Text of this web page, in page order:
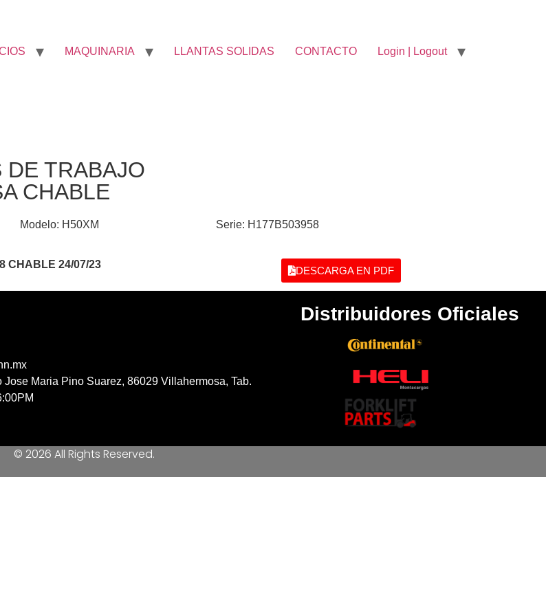
MAQUINARIA LLANTAS SOLIDAS CONTACTO Login | Logout
DE TRABAJO
CHABLE
Modelo: H50XM Serie: H177B503958
CHABLE 24/07/23
DESCARGA EN PDF
Maria Pino Suarez, 86029 Villahermosa, Tab.
Distribuidores Oficiales
© 2026 All Rights Reserved.